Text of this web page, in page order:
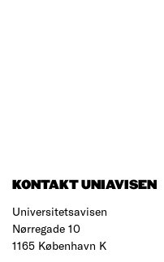
KONTAKT UNIAVISEN
Universitetsavisen
Nørregade 10
1165 København K